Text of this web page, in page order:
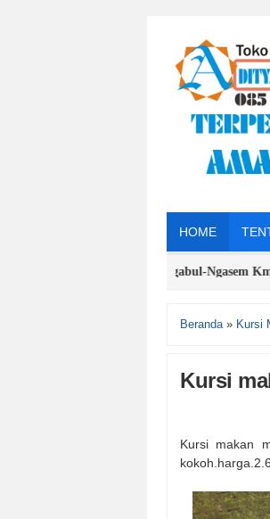
HOME
(Rumah / Toko ) Jl.Ngabul-Ngasem
Beranda» Kursi
Kursi
Kursi makan